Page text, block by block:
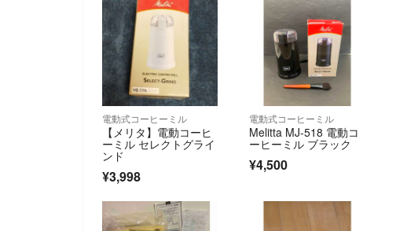
電動式コーヒーミル
【メリタ】電動コーヒ
ーミル セレクトグライ
ンド
¥3,998
電動式コーヒーミル
Melitta MJ-518 電動コ
ーヒーミル ブラック
¥4,500